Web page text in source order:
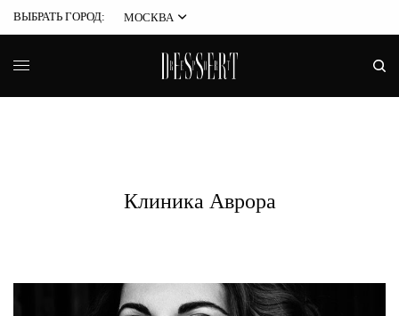
ВЫБРАТЬ ГОРОД: МОСКВА
Клиника Аврора